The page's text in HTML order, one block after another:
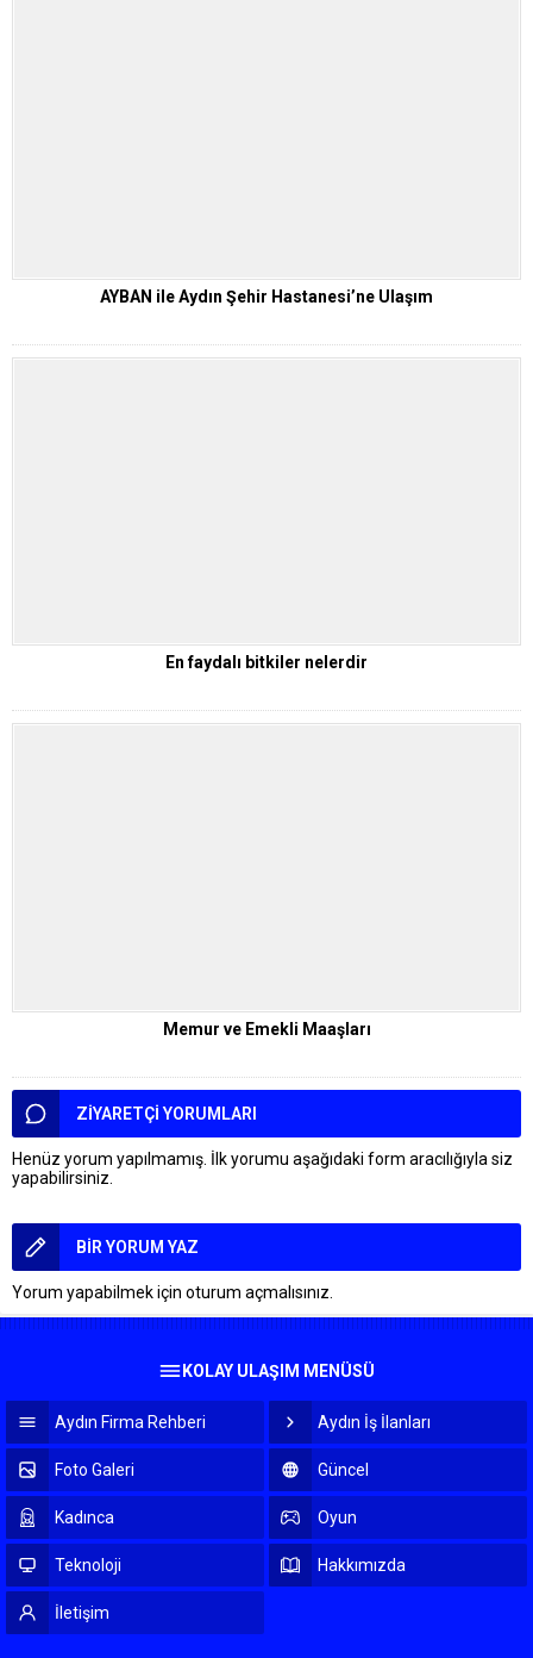
AYBAN ile Aydın Şehir Hastanesi’ne Ulaşım
En faydalı bitkiler nelerdir
Memur ve Emekli Maaşları
ZİYARETÇİ YORUMLARI
Henüz yorum yapılmamış. İlk yorumu aşağıdaki form aracılığıyla siz
yapabilirsiniz.
BİR YORUM YAZ
Yorum yapabilmek için oturum açmalısınız
KOLAY ULAŞIM MENÜSÜ
Aydın Firma Rehberi Aydın İş İlanları
Foto Galeri Güncel
Kadınca Oyun
Teknoloji Hakkımızda
İletişim